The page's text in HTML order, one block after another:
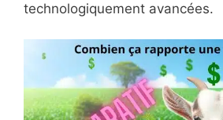
technologiquement avancées.